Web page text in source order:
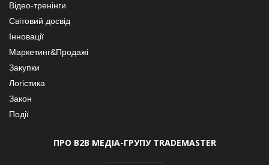
Відео-тренінги
Світовий досвід
Інновації
Маркетинг&Продажі
Закупки
Логістика
Закон
Події
ПРО В2В МЕДІА-ГРУПУ TRADEMASTER